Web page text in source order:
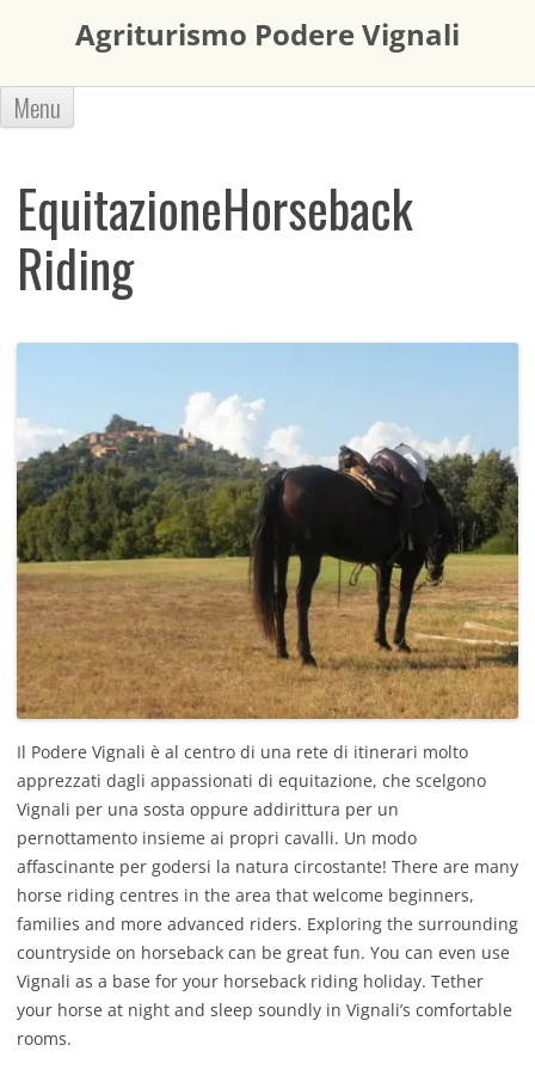
Agriturismo Podere Vignali
Menu Vai
EquitazioneHorseback
Riding
Il Podere Vignali è al centro di una rete di itinerari molto
apprezzati dagli appassionati di equitazione, che scelgono
Vignali per una sosta oppure addirittura per un
pernottamento insieme ai propri cavalli. Un modo
affascinante per godersi la natura circostante! There are many
horse riding centres in the area that welcome beginners,
families and more advanced riders. Exploring the surrounding
countryside on horseback can be great fun. You can even use
Vignali as a base for your horseback riding holiday. Tether
your horse at night and sleep soundly in Vignali’s comfortable
rooms.